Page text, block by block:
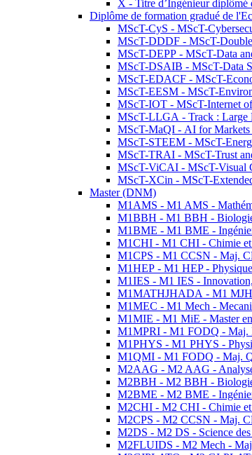
X - Titre d’Ingénieur diplômé
Diplôme de formation gradué de
MScT-CyS - MScT-
MScT-DDDF - MScT-
MScT-DEPP - MScT-Data
MScT-DSAIB - MScT-Data
MScT-EDACF - MScT-
MScT-EESM - MScT-
MScT-IOT - MScT-Internet
MScT-LLGA - Track : Large
MScT-MaQI - AI for
MScT-STEEM - MScT-
MScT-TRAI - MScT-Trust
MScT-ViCAI - MScT-Visual
MScT-XCin - MScT-
Master (DNM)
M1AMS - M1 AMS -
M1BBH - M1 BBH -
M1BME - M1 BME -
M1CHI - M1 CHI - Chimie et
M1CPS - M1 CCSN - Maj.
M1HEP - M1 HEP -
M1IES - M1 IES -
M1MATHJHADA - M1 MJH
M1MEC - M1 Mech -
M1MIE - M1 MiE - Master
M1MPRI - M1 FODQ - Maj.
M1PHYS - M1 PHYS -
M1QMI - M1 FODQ - Maj.
M2AAG - M2 AAG -
M2BBH - M2 BBH -
M2BME - M2 BME -
M2CHI - M2 CHI - Chimie et
M2CPS - M2 CCSN - Maj.
M2DS - M2 DS - Science des
M2FLUIDS - M2 Mech -